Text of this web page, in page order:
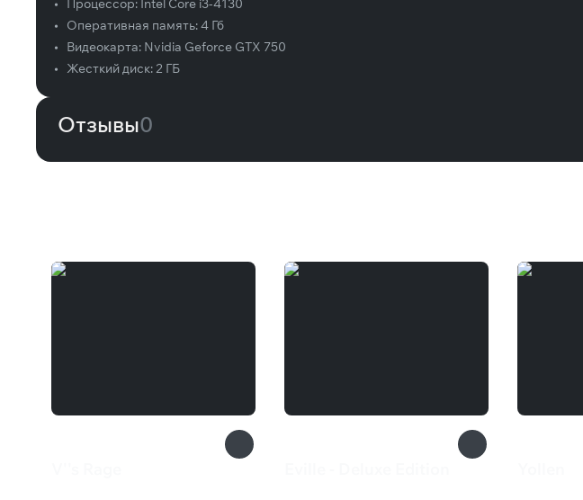
•
Процессор: Intel Core i3-4130
•
Оперативная память:4 Гб
•
Видеокарта: Nvidia Geforce GTX 750
•
Жесткий диск:2 ГБ
Отзывы0